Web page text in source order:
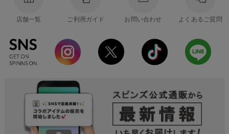
店舗一覧 ご利用ガイド お問い合わせ よくあるご質問